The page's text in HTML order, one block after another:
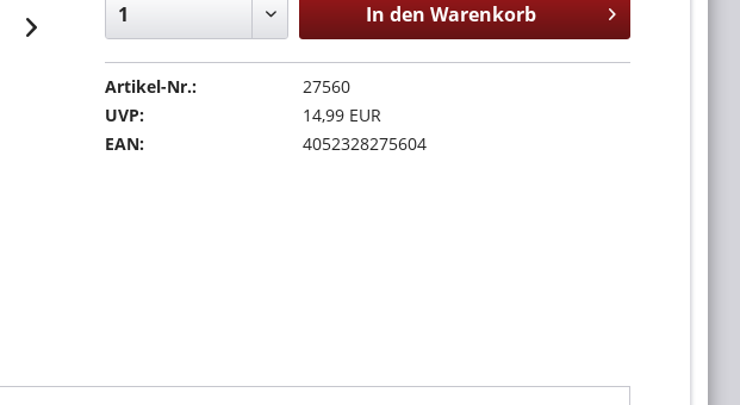
In den Warenkorb
Artikel-Nr.:
27560
UVP:
14,99 EUR
EAN:
4052328275604